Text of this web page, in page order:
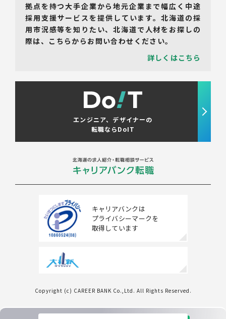
条件をクリアする この内容で検索する
拠点を持つ大手企業から地元企業まで幅広く中途
採用支援サービスを提供しています。北海道の採
用市況感等を知りたい、北海道で人材をお探しの
際は、こちらからお問い合わせください。
詳しくはこちら
エンジニア、デザイナーの
転職ならDoIT
キャリアバンクは
プライバシーマークを
取得しています
Copyright (c) CAREER BANK Co.,Ltd. All Rights Reserved.